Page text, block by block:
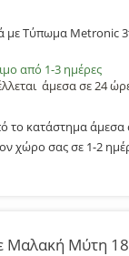
με Τύπωμα Metronic
από 1-3 ημέρες
άμεσα σε 24
το κατάστημα άμεσα
χώρο σας σε 1-2
Μαλακή Μύτη